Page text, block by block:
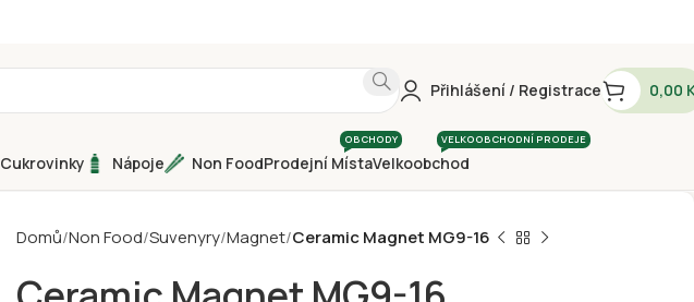
Přihlášení / Registrace 0,00
Cukrovinky Nápoje Non FoodProdejní Místa
OBCHODY
Velkoobchod
VELKOOBCHODNÍ PRODEJE
Domů Non Food Suvenyry Magnet Ceramic Magnet MG9-16